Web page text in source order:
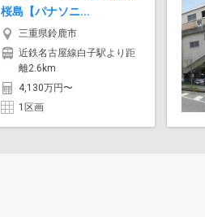
桜島【パナソニ...
三重県鈴鹿市
近鉄名古屋線白子駅より距
離2.6km
4,130万円〜
1区画